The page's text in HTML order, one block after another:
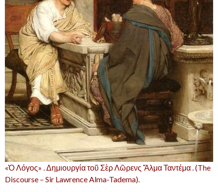
«Ὁ Λόγος» . Δημιουργία τοῦ Σὲρ Λῶρενς Ἄλμα Ταντέμα . (The
Discourse – Sir Lawrence Alma-Tadema).